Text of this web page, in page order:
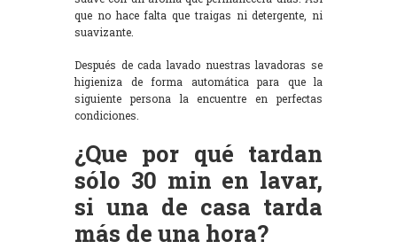
que no hace falta que traigas ni detergente, ni
suavizante.
Después de cada lavado nuestras lavadoras se
higieniza de forma automática para que la
siguiente persona la encuentre en perfectas
condiciones.
¿Que por qué tardan
sólo 30 min en lavar,
si una de casa tarda
más de una hora?